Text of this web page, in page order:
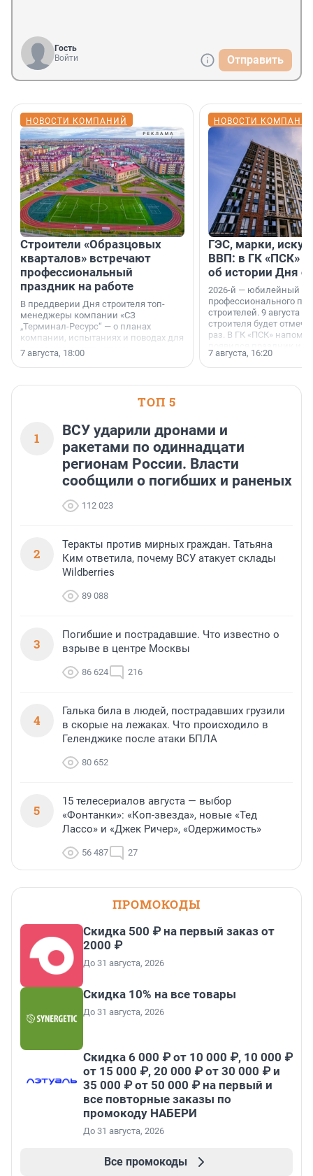
Гость
Войти
Отправить
НОВОСТИ КОМПАНИЙ
Строители «Образцовых
кварталов» встречают
профессиональный
праздник на работе
В преддверии Дня строителя топ-
менеджеры компании «СЗ
„Терминал-Ресурс“ — о планах
компании, испытаниях и поводах для
осторожного оптимизма.
7 августа, 18:00
НОВОСТИ
ГЭС, марки,
ВВП: в ГК «ПСК»
об истории Дня
2026-й — юбилейный
профессионального
строителей. 9 августа
строителя будет
раз. В ГК «ПСК»
поменялась роль
7 августа, 16:20
ТОП 5
1
ВСУ ударили дронами и
ракетами по одиннадцати
регионам России. Власти
сообщили о погибших и раненых
112 023
2
Теракты против мирных граждан. Татьяна
Ким ответила, почему ВСУ атакует склады
Wildberries
89 088
3
Погибшие и пострадавшие. Что известно о
взрыве в центре Москвы
86 624 216
4
Галька била в людей, пострадавших грузили
в скорые на лежаках. Что происходило в
Геленджике после атаки БПЛА
80 652
5
15 телесериалов августа — выбор
«Фонтанки»: «Коп-звезда», новые «Тед
Лассо» и «Джек Ричер», «Одержимость»
56 487 27
ПРОМОКОДЫ
Скидка 500 ₽ на первый заказ от
2000 ₽
До 31 августа, 2026
Скидка 10% на все товары
До 31 августа, 2026
Скидка 6 000 ₽ от 10 000 ₽, 10 000 ₽
от 15 000 ₽, 20 000 ₽ от 30 000 ₽ и
35 000 ₽ от 50 000 ₽ на первый и
все повторные заказы по
промокоду НАБЕРИ
До 31 августа, 2026
Все промокоды